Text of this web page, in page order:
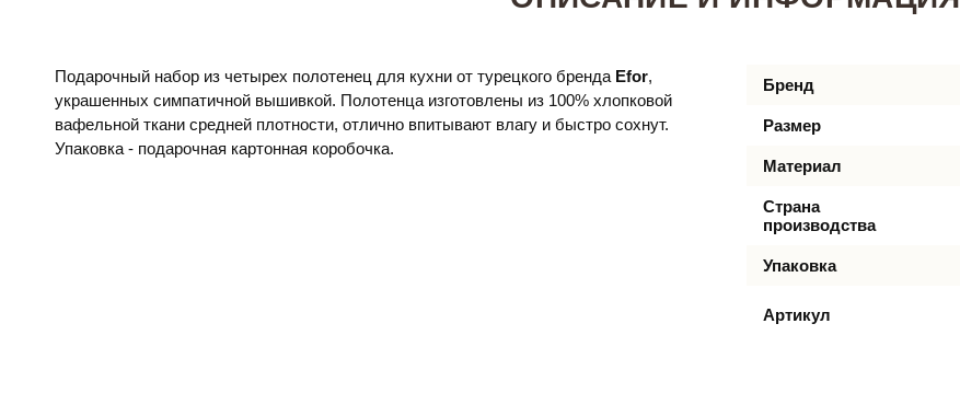
Подарочный набор из четырех полотенец для кухни от турецкого бренда Efor,
украшенных симпатичной вышивкой. Полотенца изготовлены из 100% хлопковой
вафельной ткани средней плотности, отлично впитывают влагу и быстро сохнут.
Упаковка - подарочная картонная коробочка.
Бренд
Размер
Материал
Страна
производства
Упаковка
Артикул